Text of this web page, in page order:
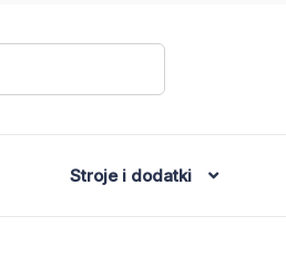
Stroje i dodatki